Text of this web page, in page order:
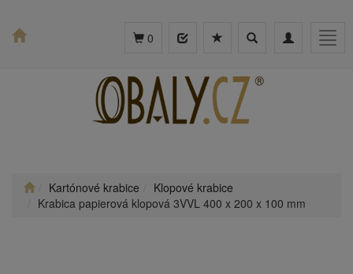
Toggle
Toggle
0
Kartónové krabice
Klopové krabice
Krabica papierová klopová 3VVL 400 x 200 x 100 mm